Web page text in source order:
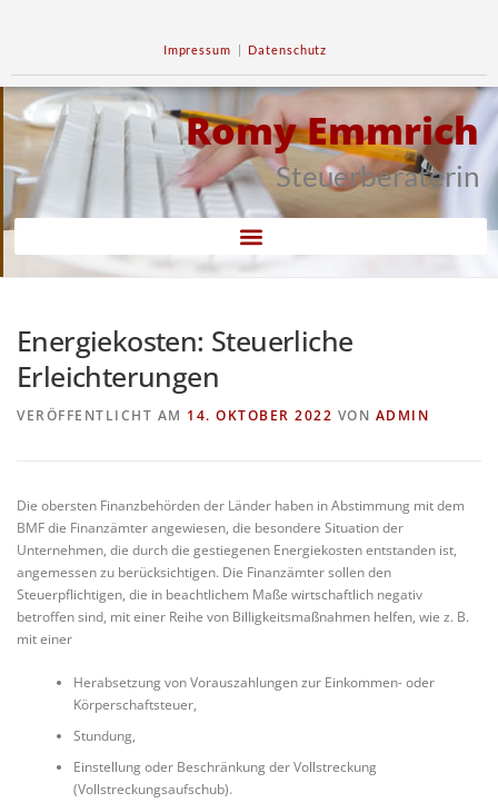
Impressum | Datenschutz
Romy Emmrich
Steuerberaterin
Energiekosten: Steuerliche
Erleichterungen
VERÖFFENTLICHT AM 14. OKTOBER 2022 VON ADMIN
Die obersten Finanzbehörden der Länder haben in Abstimmung mit dem
BMF die Finanzämter angewiesen, die besondere Situation der
Unternehmen, die durch die gestiegenen Energiekosten entstanden ist,
angemessen zu berücksichtigen. Die Finanzämter sollen den
Steuerpflichtigen, die in beachtlichem Maße wirtschaftlich negativ
betroffen sind, mit einer Reihe von Billigkeitsmaßnahmen helfen, wie z. B.
mit einer
Herabsetzung von Vorauszahlungen zur Einkommen- oder
Körperschaftsteuer,
Stundung,
Einstellung oder Beschränkung der Vollstreckung
(Vollstreckungsaufschub).